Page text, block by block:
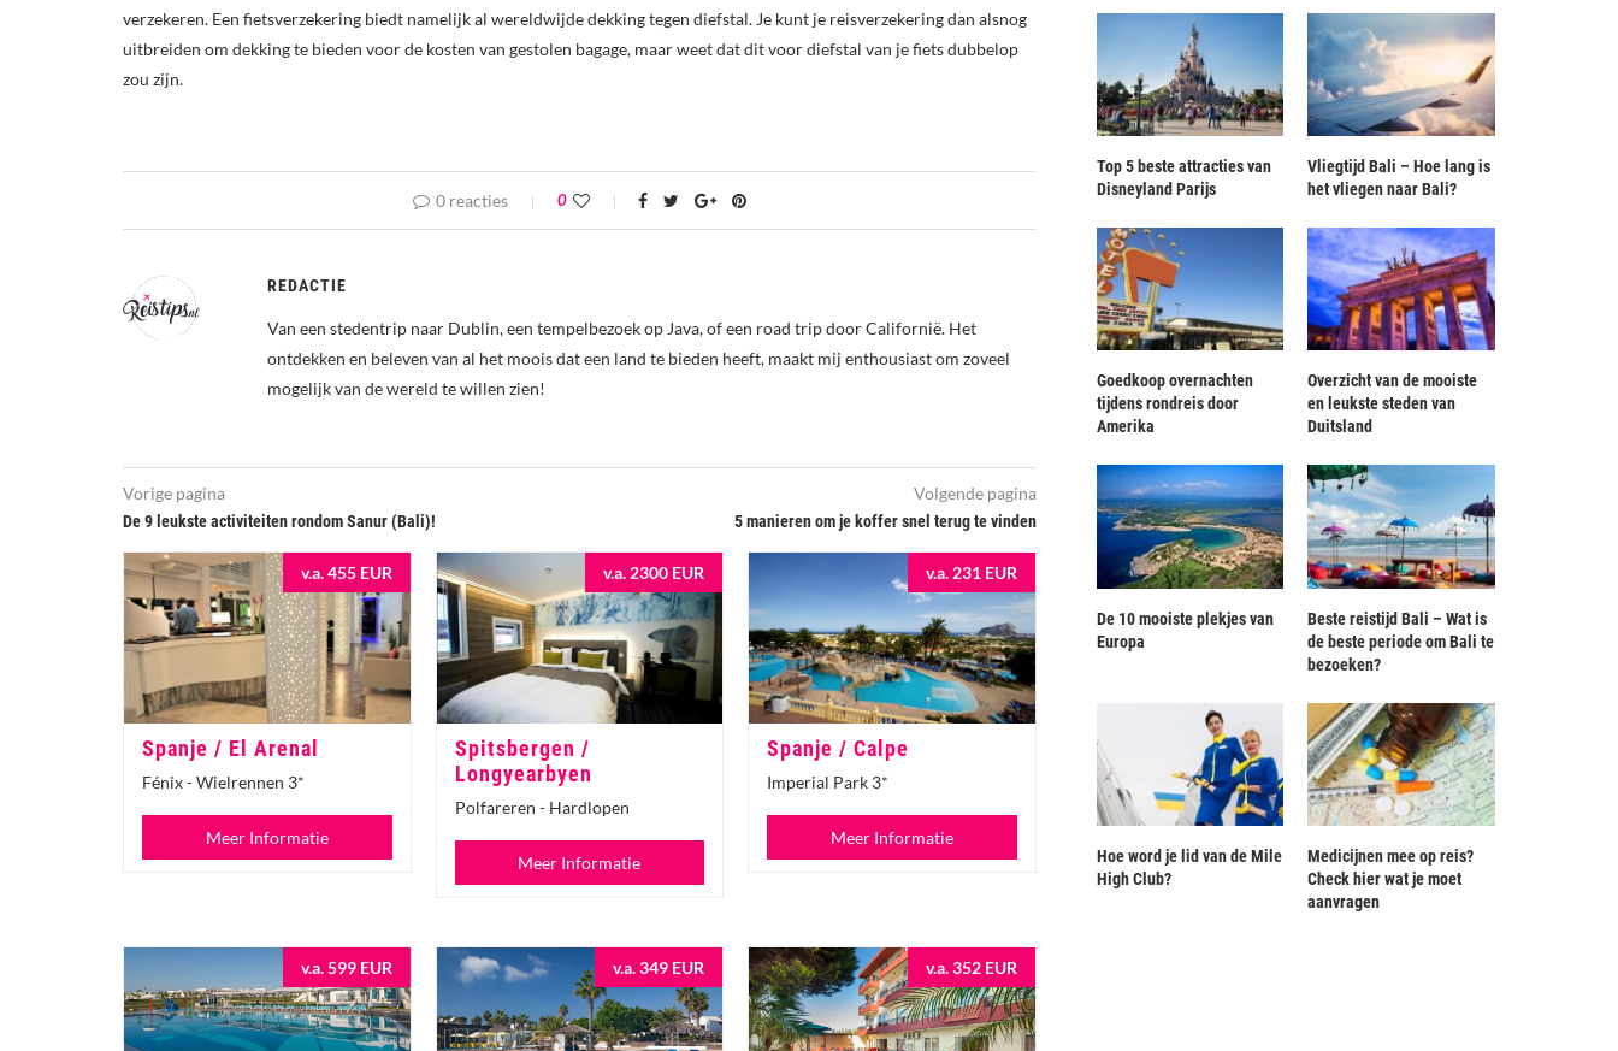
verzekeren. Een fietsverzekering biedt namelijk al wereldwijde dekking tegen diefstal. Je kunt je reisverzekering dan alsnog
uitbreiden om dekking te bieden voor de kosten van gestolen bagage, maar weet dat dit voor diefstal van je fiets dubbelop
zou zijn.
0 reacties 0
REDACTIE
Van een stedentrip naar Dublin, een tempelbezoek op Java, of een road trip door Californië. Het
ontdekken en beleven van al het moois dat een land te bieden heeft, maakt mij enthousiast om zoveel
mogelijk van de wereld te willen zien!
Vorige pagina
De 9 leukste activiteiten rondom Sanur (Bali)!
Volgende pagina
5 manieren om je koffer snel terug te vinden
v.a. 455 EUR
Spanje / El Arenal
Fénix - Wielrennen 3*
Meer Informatie
v.a. 2300 EUR
Spitsbergen /
Longyearbyen
Polfareren - Hardlopen
Meer Informatie
v.a. 231 EUR
Spanje / Calpe
Imperial Park 3*
Meer Informatie
v.a. 599 EUR v.a. 349 EUR v.a. 352 EUR
Top 5 beste attracties van
Disneyland Parijs
Vliegtijd Bali – Hoe lang is
het vliegen naar Bali?
Goedkoop overnachten
tijdens rondreis door
Amerika
Overzicht van de mooiste
en leukste steden van
Duitsland
De 10 mooiste plekjes van
Europa
Beste reistijd Bali – Wat is
de beste periode om Bali te
bezoeken?
Hoe word je lid van de Mile
High Club?
Medicijnen mee op reis?
Check hier wat je moet
aanvragen